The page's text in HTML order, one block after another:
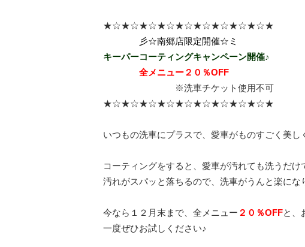
★☆★☆★☆★☆★☆★☆★☆★☆★☆★
彡☆南郷店限定開催☆ミ
キーパーコーティングキャンペーン開催♪
全メニュー２０％OFF
※洗車チケット使用不可
★☆★☆★☆★☆★☆★☆★☆★☆★☆★
いつもの洗車にプラスで、愛車がものすごく美し
コーティングをすると、愛車が汚れても洗うだけ
汚れがスパッと落ちるので、洗車がうんと楽にな
今なら１２月末まで、全メニュー ２０％OFFと、
一度ぜひお試しください♪